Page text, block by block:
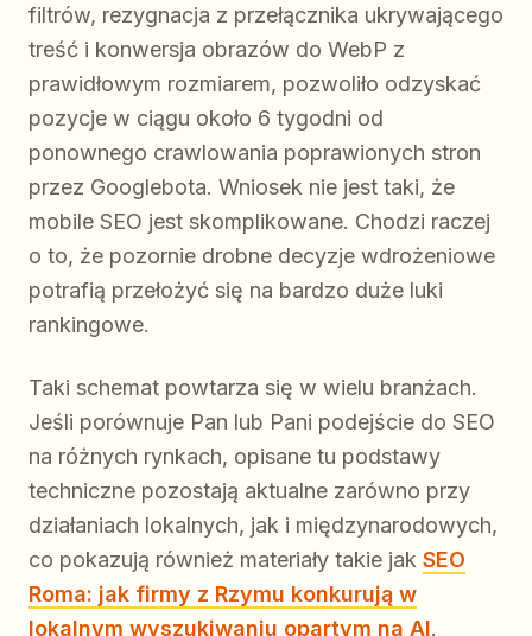
filtrów, rezygnacja z przełącznika ukrywającego
treść i konwersja obrazów do WebP z
prawidłowym rozmiarem, pozwoliło odzyskać
pozycje w ciągu około 6 tygodni od
ponownego crawlowania poprawionych stron
przez Googlebota. Wniosek nie jest taki, że
mobile SEO jest skomplikowane. Chodzi raczej
o to, że pozornie drobne decyzje wdrożeniowe
potrafią przełożyć się na bardzo duże luki
rankingowe.
Taki schemat powtarza się w wielu branżach.
Jeśli porównuje Pan lub Pani podejście do SEO
na różnych rynkach, opisane tu podstawy
techniczne pozostają aktualne zarówno przy
działaniach lokalnych, jak i międzynarodowych,
co pokazują również materiały takie jak SEO
Roma: jak firmy z Rzymu konkurują w
lokalnym wyszukiwaniu opartym na AI.